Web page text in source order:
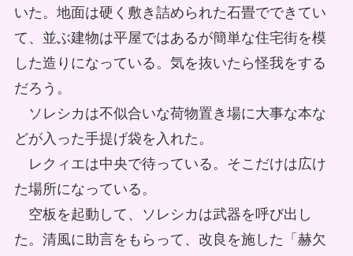
いた。地面は硬く敷き詰められた石畳でできてい
て、並ぶ建物は平屋ではあるが簡単な住宅街を模
した造りになっている。気を抜いたら怪我をする
だろう。
ソレシカは不似合いな荷物置き場に大事な本な
どが入った手提げ袋を入れた。
レクィエは中央で待っている。そこだけは広け
た場所になっている。
空板を起動して、ソレシカは武器を呼び出し
た。清風に助言をもらって、改良を施した「赫欠